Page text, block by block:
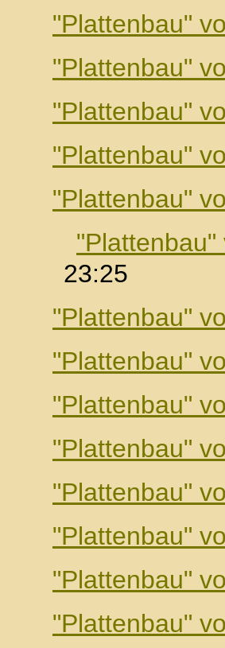
"Plattenbau"
"Plattenbau"
"Plattenbau"
"Plattenbau"
"Plattenbau"
23:25
"Plattenbau"
"Plattenbau"
"Plattenbau"
"Plattenbau"
"Plattenbau"
"Plattenbau"
"Plattenbau"
"Plattenbau"